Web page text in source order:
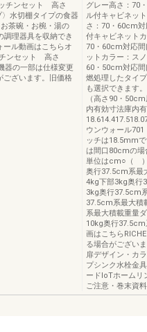
チンセット 高さ
水切棚タイプの食器
茶碗・お椀・湯の
調理器具を収納でき
ール動画はこちらオ
ンセット 高さ
器の一部は仕様変更
ございます。旧価格
グレー高さ：70
ル付キャビネッ
さ：70・60cm
付キャビネット
70・60cm対応間
ットカラー：ス
60・50cm対応
燃処理したタイ
も選択できます
（高さ90・
内有効寸法庫内
ウンウォール
ッチは18.5mm
は間口80cmの
単位はcm○（ ）
奥行37.5cm系最
4kg下部3kg奥行
3kg奥行37.5cm
37.5cm系最大積
系最大積載重量
10kg奥行37.5cm
画はこちら
る場合がござい
扉デザイン・カ
プシンク水栓金
ードIoTホームリ
ご注意・巻末資